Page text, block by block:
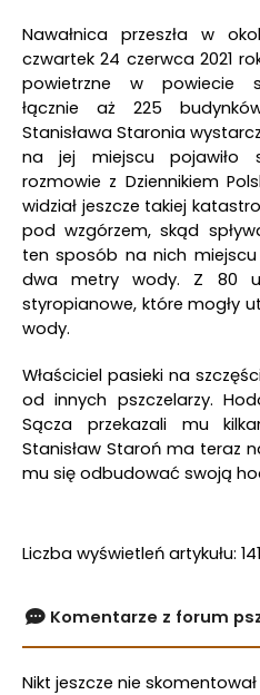
Nawałnica przeszła w
czwartek 24 czerwca 2021
powietrzne w powiecie
łącznie aż 225
Stanisława Staronia
na jej miejscu pojawiło
rozmowie z Dziennikiem
widział jeszcze takiej
pod wzgórzem, skąd
ten sposób na nich
dwa metry wody. Z 80
styropianowe, które mogły
wody.
Właściciel pasieki na
od innych pszczelarzy.
Sącza przekazali mu
Stanisław Staroń ma teraz
mu się odbudować swoją
Liczba wyświetleń artykułu:
Komentarze z forum
Nikt jeszcze nie